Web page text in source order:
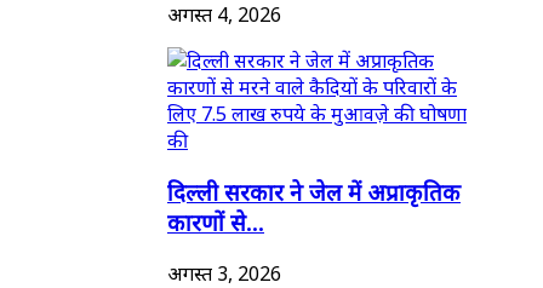
अगस्त 4, 2026
दिल्ली सरकार ने जेल में अप्राकृतिक
कारणों से...
अगस्त 3, 2026